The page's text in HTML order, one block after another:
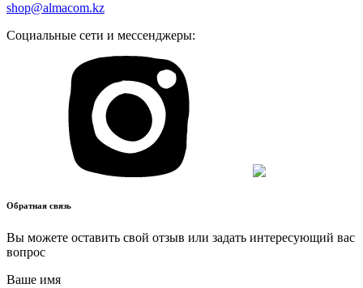
shop@almacom.kz
Социальные сети и мессенджеры:
Обратная связь
Вы можете оставить свой отзыв или задать интересующий вас
вопрос
Ваше имя